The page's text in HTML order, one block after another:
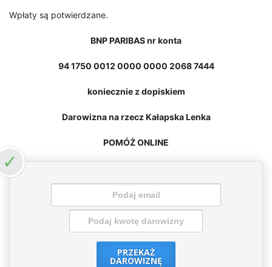
Wpłaty są potwierdzane.
BNP PARIBAS nr konta
94 1750 0012 0000 0000 2068 7444
koniecznie z dopiskiem
Darowizna na rzecz Kałapska Lenka
POMÓŻ ONLINE
PRZEKAŻ
DAROWIZNĘ